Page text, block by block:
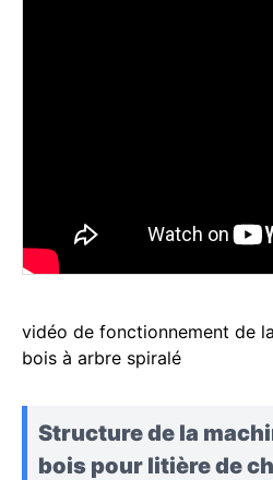
vidéo de fonctionnement de
bois à arbre spiralé
Structure de la
bois pour litière de